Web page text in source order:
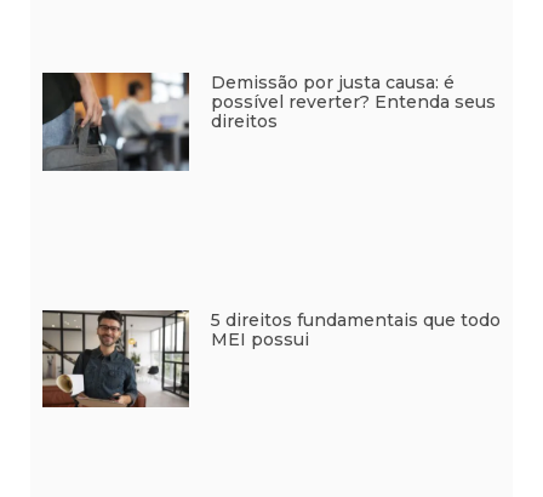
Demissão por justa causa: é
possível reverter? Entenda seus
direitos
5 direitos fundamentais que todo
MEI possui